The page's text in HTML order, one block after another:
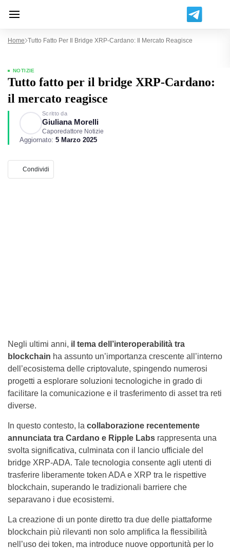
Home Tutto Fatto Per Il Bridge XRP-Cardano: Il Mercato Reagisce
NOTIZIE
Tutto fatto per il bridge XRP-Cardano:
il mercato reagisce
Scritto da
Giuliana Morelli
Caporedattore Notizie
Aggiornato: 5 Marzo 2025
Condividi
Negli ultimi anni, il tema dell’interoperabilità tra
blockchain ha assunto un’importanza crescente all’interno
dell’ecosistema delle criptovalute, spingendo numerosi
progetti a esplorare soluzioni tecnologiche in grado di
facilitare la comunicazione e il trasferimento di asset tra reti
diverse.
In questo contesto, la collaborazione recentemente
annunciata tra Cardano e Ripple Labs rappresenta una
svolta significativa, culminata con il lancio ufficiale del
bridge XRP-ADA. Tale tecnologia consente agli utenti di
trasferire liberamente token ADA e XRP tra le rispettive
blockchain, superando le tradizionali barriere che
separavano i due ecosistemi.
La creazione di un ponte diretto tra due delle piattaforme
blockchain più rilevanti non solo amplifica la flessibilità
nell’uso dei token, ma introduce nuove opportunità per lo